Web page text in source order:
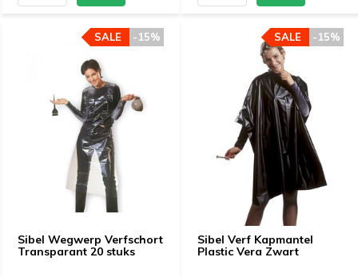
Sibel Wegwerp Verfschort
Transparant 20 stuks
-15%
SALE
Sibel Verf Kapmantel
Plastic Vera Zwart
-15%
SALE